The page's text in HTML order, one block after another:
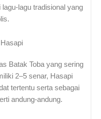
lagu tradisional yang
Batak Toba yang sering
2–5 senar, Hasapi
tertentu serta sebagai
andung-andung.